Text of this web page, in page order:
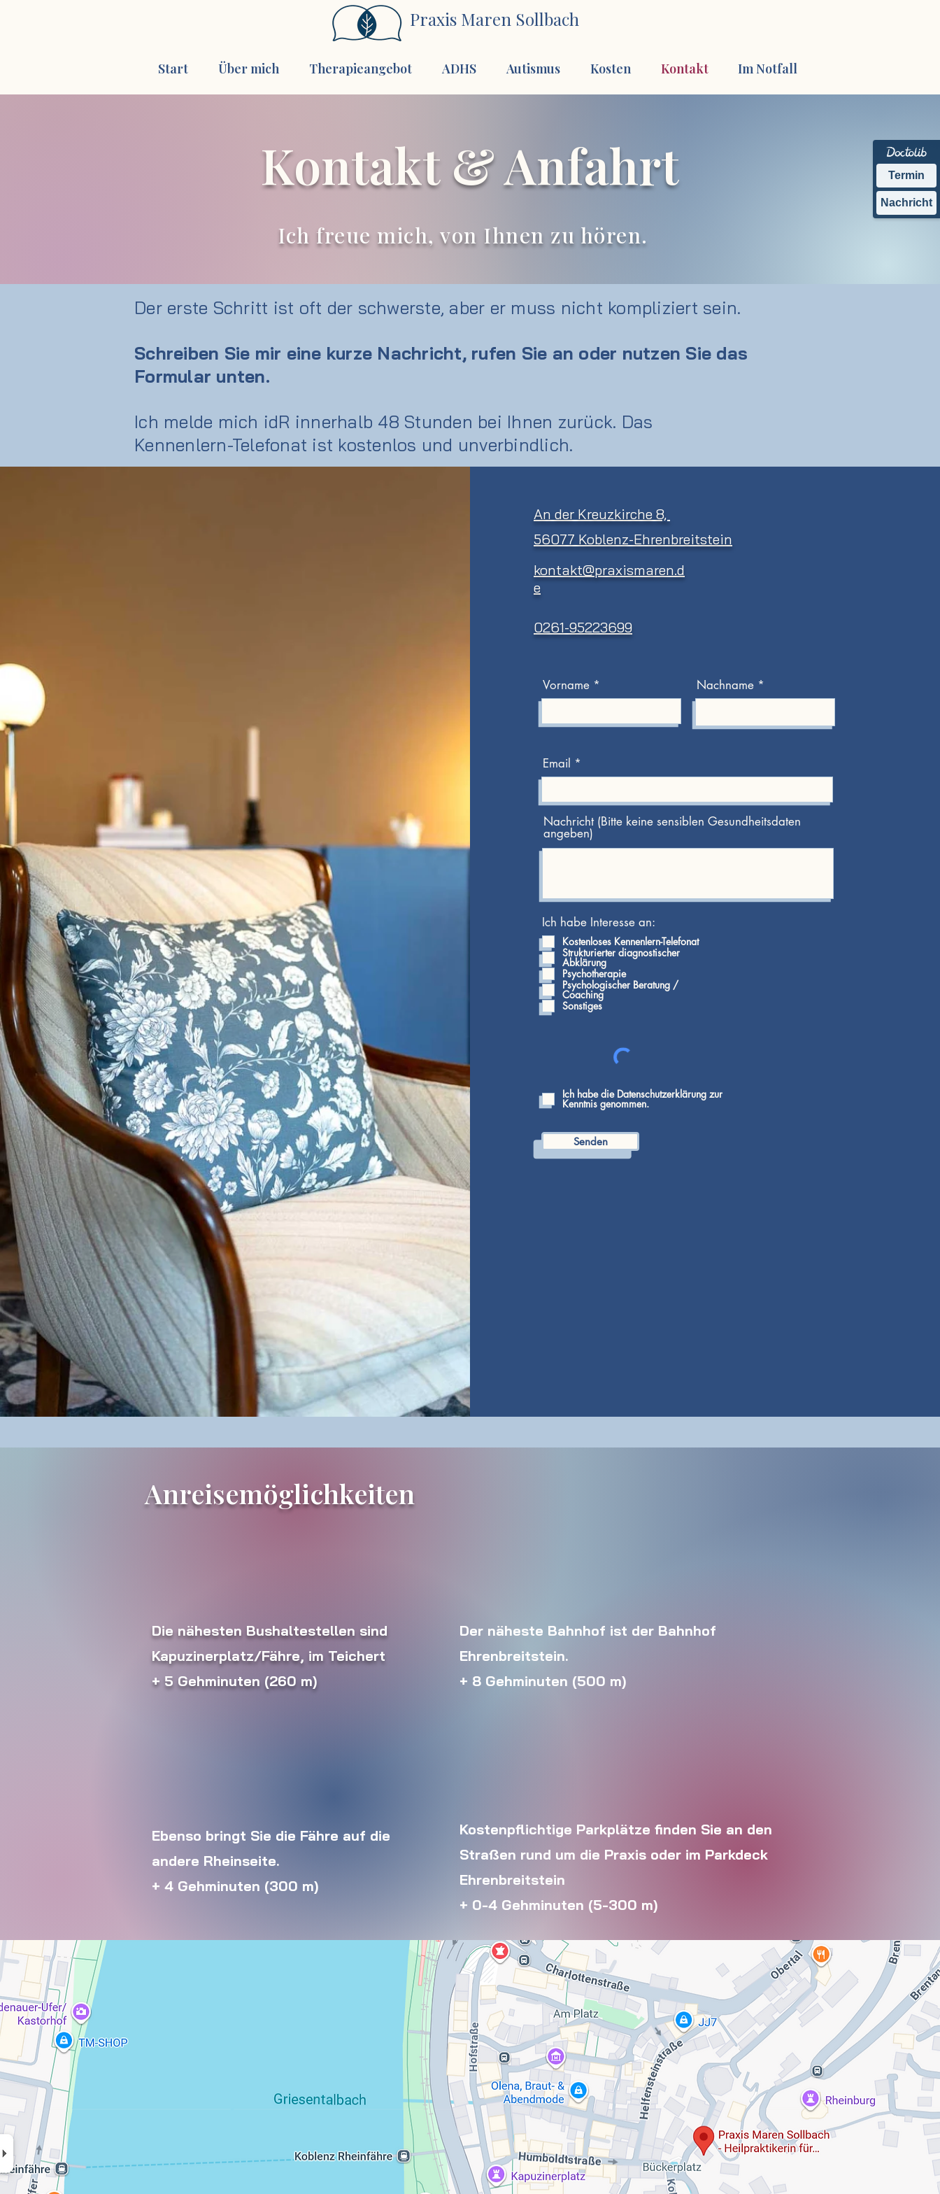
Praxis Maren Sollbach
Start Über mich Therapieangebot ADHS Autismus Kosten Kontakt Im Notfall
Kontakt & Anfahrt
Ich freue mich, von Ihnen zu hören.
Der erste Schritt ist oft der schwerste, aber er muss nicht kompliziert sein.
Schreiben Sie mir eine kurze Nachricht, rufen Sie an oder nutzen Sie das
Formular unten.
Ich melde mich idR innerhalb 48 Stunden bei Ihnen zurück. Das
Kennenlern-Telefonat ist kostenlos und unverbindlich.
An der Kreuzkirche 8,
56077 Koblenz-Ehrenbreitstein
kontakt@praxismaren.d
e
0261-95223699
Vorname Nachname
Email
Nachricht (Bitte keine sensiblen Gesundheitsdaten
angeben)
Ich habe Interesse an:
Kostenloses Kennenlern-Telefonat
Strukturierter diagnostischer
Abklärung
Psychotherapie
Psychologischer Beratung /
Coaching
Sonstiges
Ich habe die Datenschutzerklärung zur
Kenntnis genommen.
Senden
Anreisemöglichkeiten
Die nähesten Bushaltestellen sind
Kapuzinerplatz/Fähre, im Teichert
+ 5 Gehminuten (260 m)
Der näheste Bahnhof ist der Bahnhof
Ehrenbreitstein.
+ 8 Gehminuten (500 m)
Ebenso bringt Sie die Fähre auf die
andere Rheinseite.
+ 4 Gehminuten (300 m)
Kostenpflichtige Parkplätze finden Sie an den
Straßen rund um die Praxis oder im Parkdeck
Ehrenbreitstein
+ 0-4 Gehminuten (5-300 m)
Termin
Nachricht